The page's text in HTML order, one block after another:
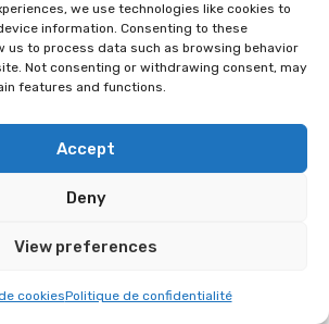
we use technologies like cookies to
information. Consenting to these
us to process data such as browsing behavior
Not consenting or withdrawing consent, may
features and functions.
Accept
Deny
View preferences
cookiesPolitique de confidentialité
son roman graphique »Toxiques »,
à paraître en 2027. Il enseigne
également le dessin à l’école
Grand fan de jeux vidéo,de café,
d’animation, Fabien met un point
d’honneur à rendre ses
possibles malgré leur nature